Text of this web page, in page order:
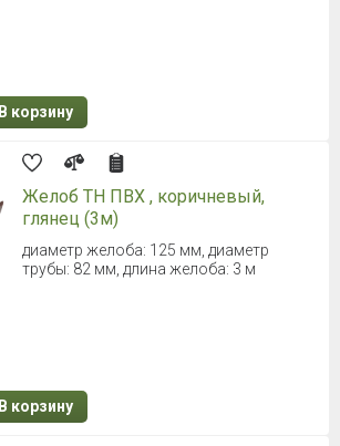
В корзину
Желоб ТН ПВХ , коричневый,
глянец (3м)
диаметр желоба: 125 мм, диаметр
трубы: 82 мм, длина желоба: 3 м
В корзину